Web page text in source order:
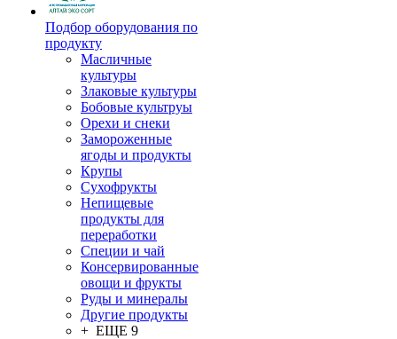
Подбор оборудования по
продукту
Масличные
культуры
Злаковые культуры
Бобовые культруы
Орехи и снеки
Замороженные
ягоды и продукты
Крупы
Сухофрукты
Непищевые
продукты для
переработки
Специи и чай
Консервированные
овощи и фрукты
Руды и минералы
Другие продукты
+ ЕЩЕ 9